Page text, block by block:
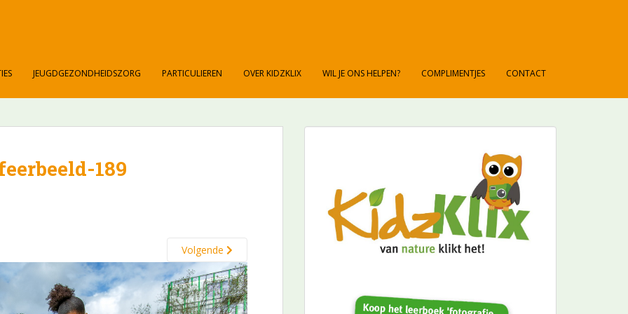
JEUGDGEZONDHEIDSZORG PARTICULIEREN OVER KIDZKLIX WIL JE ONS HELPEN? COMPLIMENTJES CONTACT
189
Volgende